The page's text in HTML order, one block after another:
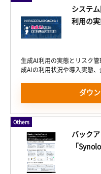
システ
利用の
生成AI利用の実態とリスク
成AIの利用状況や導入実態、
ダウ
Others
バック
「